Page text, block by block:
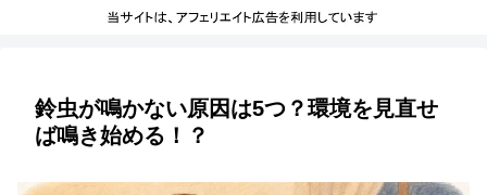
鈴虫が鳴かない原因は5つ？環境を見直せ
ば鳴き始める！？